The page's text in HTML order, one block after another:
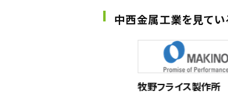
中西金属工業を見て
牧野フライス製作所